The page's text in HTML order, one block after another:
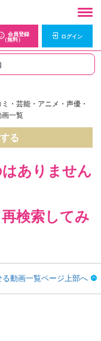
会員登録
（無料）
ログイン
・芸能・アニメ・声優・
画一覧
る
ありません
検索してみ
動画一覧ページ上部へ